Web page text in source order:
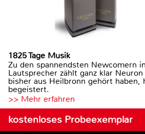
1825 Tage Musik
Zu den spannendsten Newcomern
Lautsprecher zählt ganz klar
bisher aus Heilbronn gehört haben,
begeistert.
>> Mehr erfahren
kostenloses Probeexemplar